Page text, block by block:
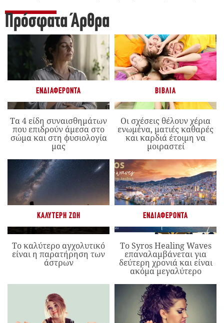
Πρόσφατα Άρθρα
ΕΝΔΙΑΦΈΡΟΝΤΑ
Τα 4 είδη συναισθημάτων
που επιδρούν άμεσα στο
σώμα και στη φυσιολογία
μας
ΒΙΒΛΊΑ
Οι σχέσεις θέλουν χέρια
ενωμένα, ματιές καθαρές
και καρδιά έτοιμη να
μοιραστεί
ΚΑΛΎΤΕΡΗ ΖΩΉ
Το καλύτερο αγχολυτικό
είναι η παρατήρηση των
άστρων
ΕΝΔΙΑΦΈΡΟΝΤΑ
Το Syros Healing Waves
επαναλαμβάνεται για
δεύτερη χρονιά και είναι
ακόμα μεγαλύτερο